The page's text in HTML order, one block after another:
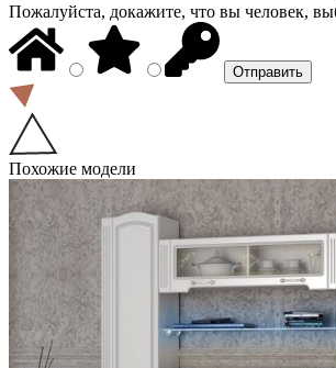
Пожалуйста, докажите, что вы человек,
Похожие модели